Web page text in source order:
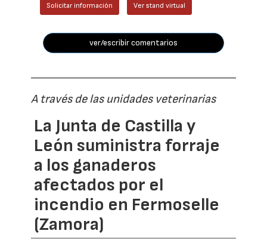
Solicitar información Ver stand virtual
ver/escribir comentarios
A través de las unidades veterinarias
La Junta de Castilla y
León suministra forraje
a los ganaderos
afectados por el
incendio en Fermoselle
(Zamora)